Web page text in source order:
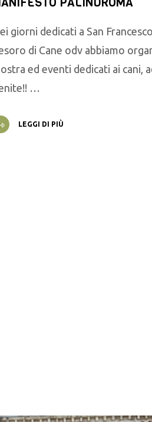
giorni dedicati a San
di Cane odv abbiamo
ed eventi dedicati ai cani,
…
LEGGI DI PIÙ